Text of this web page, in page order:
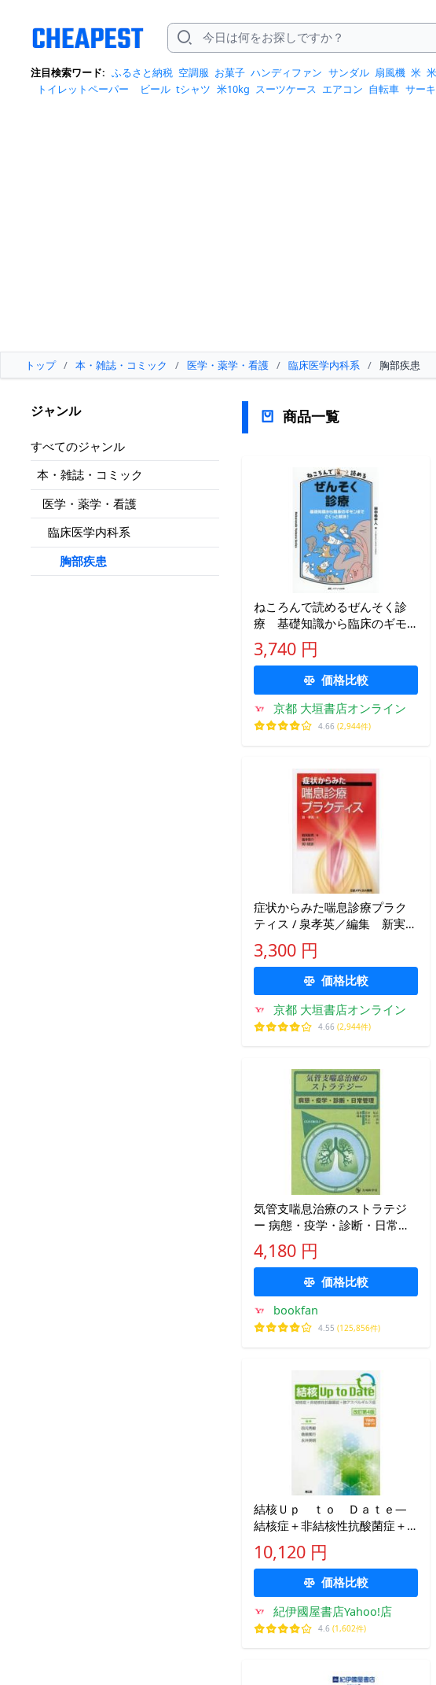
注目検索ワード: ふるさと納税 空調服 お菓子 ハンディファン サンダル 扇風機 米
トイレットペーパー
ビール tシャツ 米10kg スーツケース エアコン 自転車 サー
トップ / 本・雑誌・コミック / 医学・薬学・看護 / 臨床医学内科系 / 胸部疾患
ジャンル
すべてのジャンル
本・雑誌・コミック
医学・薬学・看護
臨床医学内科系
胸部疾患
商品一覧
ねころんで読めるぜんそく診
療 基礎知識から臨床のギモ
ンまでさくっと解決！ / 田中希
宇人
3,740 円
価格比較
京都 大垣書店オンライン
4.66 (2,944件)
症状からみた喘息診療プラク
ティス / 泉孝英／編集 新実彰
男／著 富井啓介／著 宮川
武彦／著
3,300 円
価格比較
京都 大垣書店オンライン
4.66 (2,944件)
気管支喘息治療のストラテジ
ー 病態・疫学・診断・日常管
理
4,180 円
価格比較
bookfan
4.55 (125,856件)
結核Ｕｐ ｔｏ Ｄａｔｅ―
結核症＋非結核性抗酸菌症＋
肺アスペルギルス症 （改訂第
４版）
10,120 円
価格比較
紀伊國屋書店Yahoo!店
4.6 (1,602件)